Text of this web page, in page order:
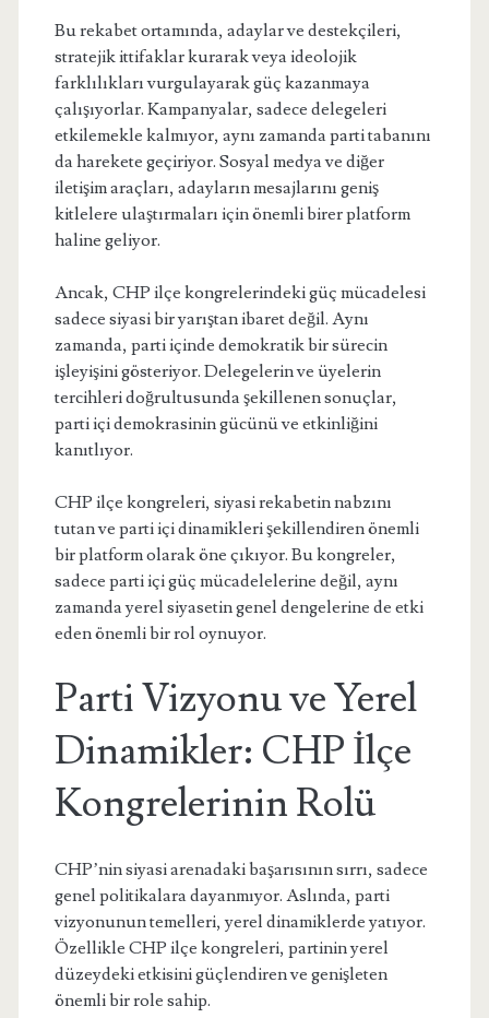
Bu rekabet ortamında, adaylar ve destekçileri,
stratejik ittifaklar kurarak veya ideolojik
farklılıkları vurgulayarak güç kazanmaya
çalışıyorlar. Kampanyalar, sadece delegeleri
etkilemekle kalmıyor, aynı zamanda parti tabanını
da harekete geçiriyor. Sosyal medya ve diğer
iletişim araçları, adayların mesajlarını geniş
kitlelere ulaştırmaları için önemli birer platform
haline geliyor.
Ancak, CHP ilçe kongrelerindeki güç mücadelesi
sadece siyasi bir yarıştan ibaret değil. Aynı
zamanda, parti içinde demokratik bir sürecin
işleyişini gösteriyor. Delegelerin ve üyelerin
tercihleri doğrultusunda şekillenen sonuçlar,
parti içi demokrasinin gücünü ve etkinliğini
kanıtlıyor.
CHP ilçe kongreleri, siyasi rekabetin nabzını
tutan ve parti içi dinamikleri şekillendiren önemli
bir platform olarak öne çıkıyor. Bu kongreler,
sadece parti içi güç mücadelelerine değil, aynı
zamanda yerel siyasetin genel dengelerine de etki
eden önemli bir rol oynuyor.
Parti Vizyonu ve Yerel
Dinamikler: CHP İlçe
Kongrelerinin Rolü
CHP’nin siyasi arenadaki başarısının sırrı, sadece
genel politikalara dayanmıyor. Aslında, parti
vizyonunun temelleri, yerel dinamiklerde yatıyor.
Özellikle CHP ilçe kongreleri, partinin yerel
düzeydeki etkisini güçlendiren ve genişleten
önemli bir role sahip.